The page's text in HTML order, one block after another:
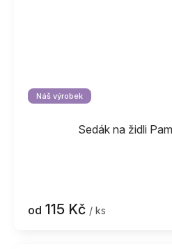
Náš výrobek
Sedák na židli
od 115 Kč / ks